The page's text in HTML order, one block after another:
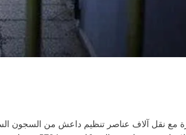
مع نقل آلاف عناصر تنظيم داعش من السجون